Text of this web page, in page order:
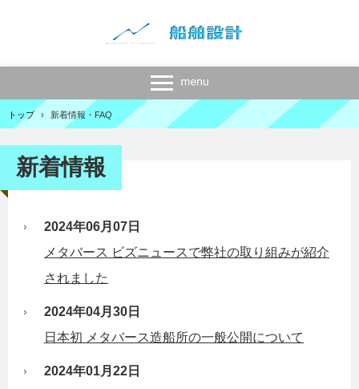
トップ › 新着情報・FAQ
新着情報
2024年06月07日
メタバース ビズニュースで弊社の取り組みが紹介
されました
2024年04月30日
日本初 メタバース造船所の一般公開について
2024年01月22日